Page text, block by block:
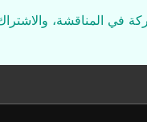
في المناقشة،